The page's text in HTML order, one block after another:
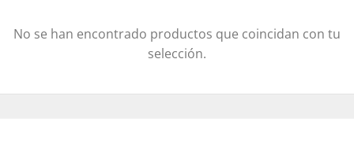
No se han encontrado productos que coincidan con tu
selección.